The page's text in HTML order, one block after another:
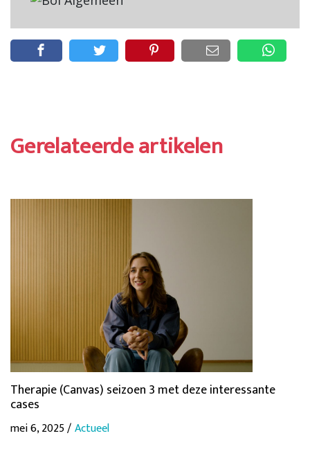
Gerelateerde artikelen
Therapie (Canvas) seizoen 3 met deze interessante
cases
mei 6, 2025 /Actueel